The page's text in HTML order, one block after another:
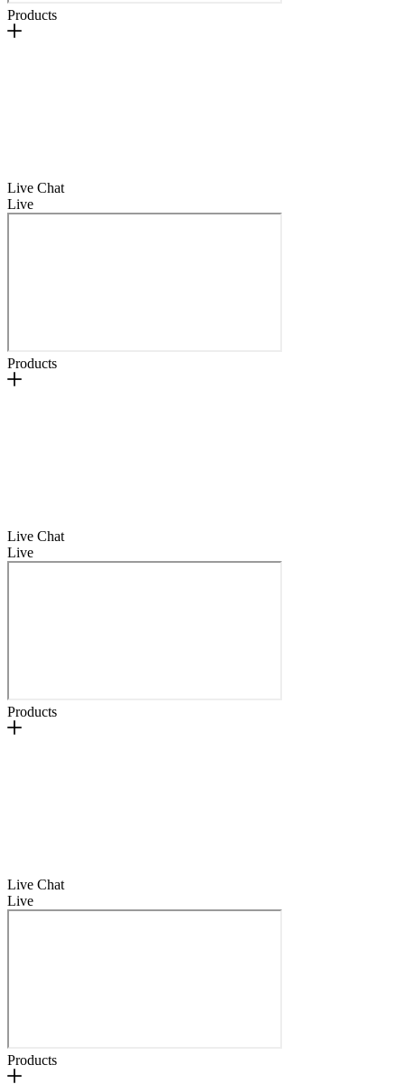
Products
Live Chat
Live
Products
Live Chat
Live
Products
Live Chat
Live
Products